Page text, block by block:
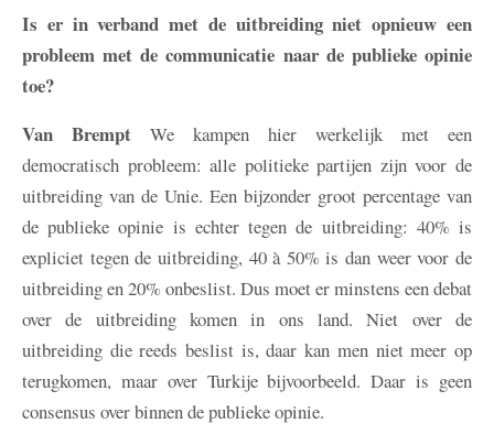
Is er in verband met de uitbreiding niet opnieuw een
probleem met de communicatie naar de publieke opinie
toe?
Van Brempt We kampen hier werkelijk met een
democratisch probleem: alle politieke partijen zijn voor de
uitbreiding van de Unie. Een bijzonder groot percentage van
de publieke opinie is echter tegen de uitbreiding: 40% is
expliciet tegen de uitbreiding, 40 à 50% is dan weer voor de
uitbreiding en 20% onbeslist. Dus moet er minstens een debat
over de uitbreiding komen in ons land. Niet over de
uitbreiding die reeds beslist is, daar kan men niet meer op
terugkomen, maar over Turkije bijvoorbeeld. Daar is geen
consensus over binnen de publieke opinie.